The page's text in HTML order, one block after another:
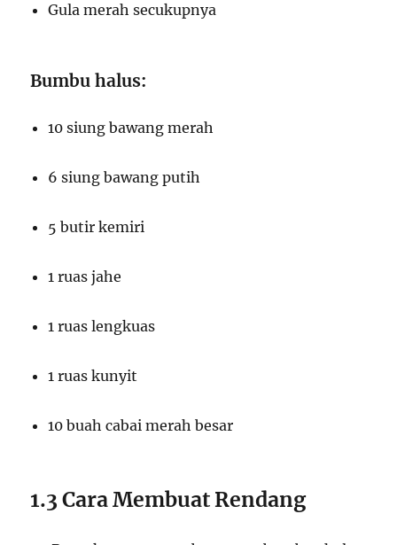
Gula merah secukupnya
Bumbu halus:
10 siung bawang merah
6 siung bawang putih
5 butir kemiri
1 ruas jahe
1 ruas lengkuas
1 ruas kunyit
10 buah cabai merah besar
1.3 Cara Membuat Rendang